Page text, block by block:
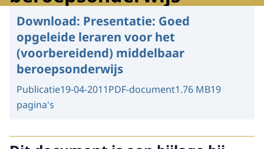
Download: Presentatie: Goed
opgeleide leraren voor het
(voorbereidend) middelbaar
beroepsonderwijs
Publicatie19-04-2011PDF-document1.76 MB19
pagina's